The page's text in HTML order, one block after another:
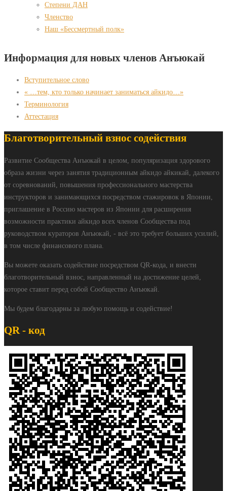
Степени ДАН
Членство
Наш «Бессмертный полк»
Информация для новых членов Анъюкай
Вступительное слово
« …тем, кто только начинает заниматься айкидо…»
Терминология
Аттестация
Благотворительный взнос содействия
Развитие Сообщества Анъюкай в целом, популяризация здорового
образа жизни через занятия традиционным айкидо айкикай, далекого
от соревнований, повышения профессионального мастерства
инструкторов и занимающихся посредством стажировок в Японии,
приглашение в Россию мастеров из Японии для расширения
возможности практики айкидо всех членов Сообщества под
руководством кураторов Анъюкай, - всё это требует больших усилий,
в том числе финансового плана.
Вы можете оказать содействие посредством QR-кода, и внести
благотворительный взнос, направленный на достижение целей,
которое ставит перед собой Сообщество Анъюкай.
Мы будем благодарны за любую помощь и содействие!
QR - код